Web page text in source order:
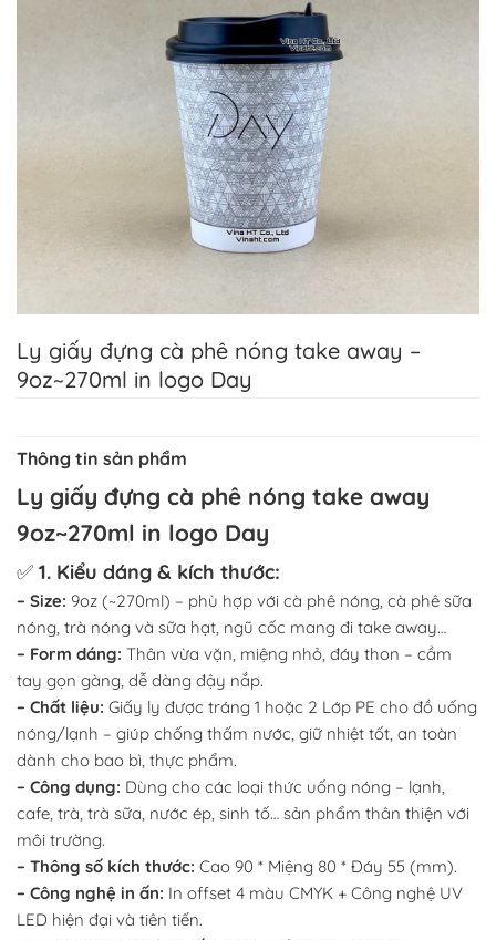
Ly giấy đựng cà phê nóng take away –
9oz~270ml in logo Day
Thông tin sản phẩm
Ly giấy đựng cà phê nóng take away
9oz~270ml in logo Day
✅ 1. Kiểu dáng & kích thước:
– Size: 9oz (~270ml) – phù hợp với cà phê nóng, cà phê sữa
nóng, trà nóng và sữa hạt, ngũ cốc mang đi take away…
– Form dáng: Thân vừa vặn, miệng nhỏ, đáy thon – cầm
tay gọn gàng, dễ dàng đậy nắp.
– Chất liệu: Giấy ly được tráng 1 hoặc 2 Lớp PE cho đồ uống
nóng/lạnh – giúp chống thấm nước, giữ nhiệt tốt, an toàn
dành cho bao bì, thực phẩm.
– Công dụng: Dùng cho các loại thức uống nóng – lạnh,
cafe, trà, trà sữa, nước ép, sinh tố… sản phẩm thân thiện với
môi trường.
– Thông số kích thước: Cao 90 * Miệng 80 * Đáy 55 (mm).
– Công nghệ in ấn: In offset 4 màu CMYK + Công nghệ UV
LED hiện đại và tiên tiến.